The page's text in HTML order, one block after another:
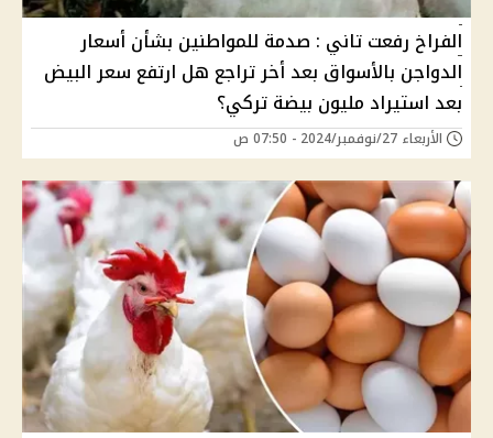
الفراخ رفعت تاني : صدمة للمواطنين بشأن أسعار
الدواجن بالأسواق بعد أخر تراجع هل ارتفع سعر البيض
بعد استيراد مليون بيضة تركي؟
الأربعاء 27/نوفمبر/2024 - 07:50 ص